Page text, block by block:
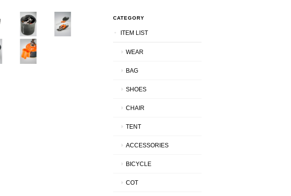
CATEGORY
ITEM LIST
WEAR
BAG
SHOES
CHAIR
TENT
ACCESSORIES
BICYCLE
COT